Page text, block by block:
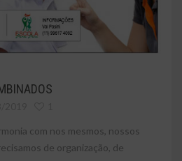
com nos mesmos, nossos
de organização, de